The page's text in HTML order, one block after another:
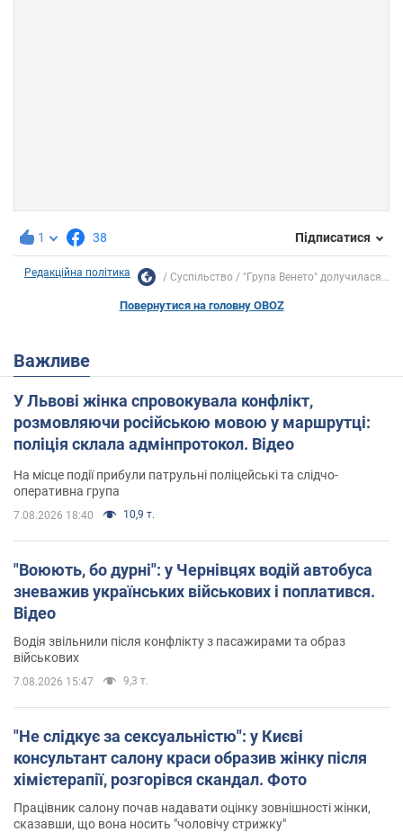
1 38 Підписатися
Редакційна політика Суспільство "Група Венето" долучилася...
Повернутися на головну OBOZ
Важливе
У Львові жінка спровокувала конфлікт,
розмовляючи російською мовою у маршрутці:
поліція склала адмінпротокол. Відео
На місце події прибули патрульні поліцейські та слідчо-
оперативна група
7.08.2026 18:40 10,9 т.
"Воюють, бо дурні": у Чернівцях водій автобуса
зневажив українських військових і поплатився.
Відео
Водія звільнили після конфлікту з пасажирами та образ
військових
7.08.2026 15:47 9,3 т.
"Не слідкує за сексуальністю": у Києві
консультант салону краси образив жінку після
хімієтерапії, розгорівся скандал. Фото
Працівник салону почав надавати оцінку зовнішності жінки,
сказавши, що вона носить "чоловічу стрижку"